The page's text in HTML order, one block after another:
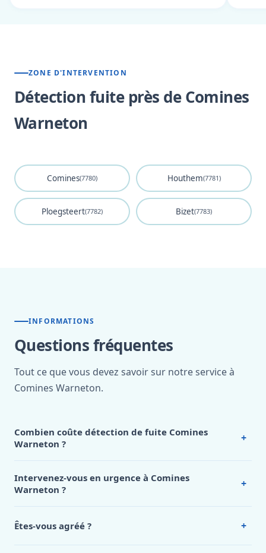
ZONE D'INTERVENTION
Détection fuite près de Comines
Warneton
Comines(7780) Houthem(7781)
Ploegsteert(7782) Bizet(7783)
INFORMATIONS
Questions fréquentes
Tout ce que vous devez savoir sur notre service à
Comines Warneton.
Combien coûte détection de fuite Comines
Warneton ?
+
Comines Warneton, appelez le 0472 53 24 26.
Intervenez-vous en urgence à Comines
Warneton ?
+
Êtes-vous agréé ? +